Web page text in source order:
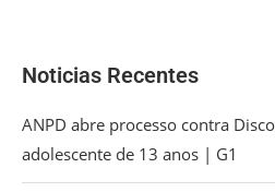
Noticias Recentes
ANPD abre processo contra
adolescente de 13 anos | G1